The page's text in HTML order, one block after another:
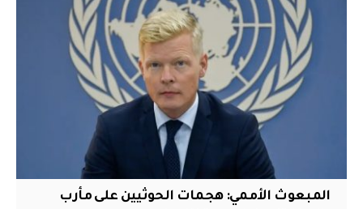
المبعوث الأممي: هجمات الحوثيين على مأرب